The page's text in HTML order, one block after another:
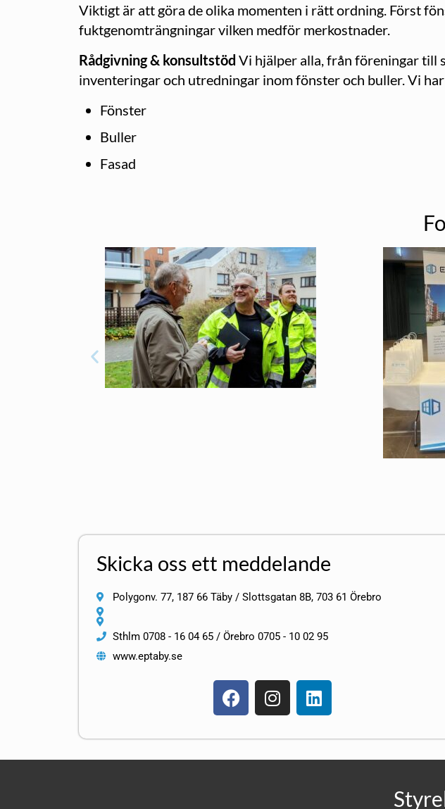
Viktigt är att göra de olika momenten i rätt ordning. Först
fuktgenomträngningar vilken medför merkostnader.
Rådgivning & konsultstöd Vi hjälper alla, från föreningar till
inventeringar och utredningar inom fönster och buller. Vi
Fönster
Buller
Fasad
Skicka oss ett meddelande
Polygonv. 77, 187 66 Täby / Slottsgatan 8B, 703 61 Örebro
Sthlm 0708 - 16 04 65 / Örebro 0705 - 10 02 95
www.eptaby.se